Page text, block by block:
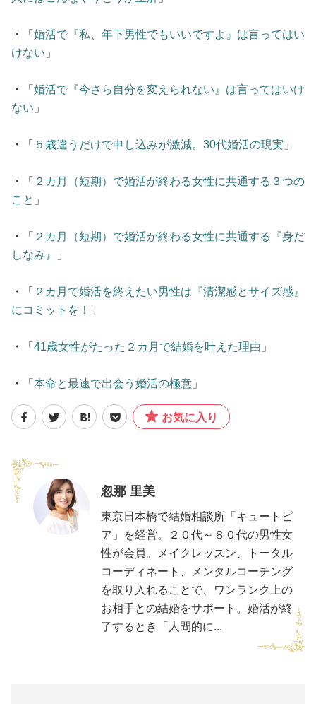
・ 「 婚活で『私、年下男性でもいいですよ』は言ってはい
けない 」
・ 「 婚活で『今さら自分を変えられない』は言ってはいけ
ない 」
・ 「 ５歳違うだけで申し込みが激減。30代婚活の現実 」
・ 「 ２カ月（短期）で婚活が終わる女性に共通する３つの
こと 」
・ 「 ２カ月（短期）で婚活が終わる女性に共通する『身だ
しなみ』
」
・ 「 ２カ月で婚活を終えたい男性は『清潔感とサイズ感』
にコミットを！
」
・ 「 41歳女性がたった２カ月で結婚を叶えた理由 」
・ 「 本命と最速で出会う婚活の極意 」
お気に入り
忽那 里美
東京日本橋で結婚相談所「キュートピ
ア」を経営。２０代～８０代の男性女
性が会員。メイクレッスン、トータル
コーディネート、メンタルコーチング
を取り入れることで、ワンランク上の
お相手との結婚をサポート。婚活が終
了するとき「人間的に...